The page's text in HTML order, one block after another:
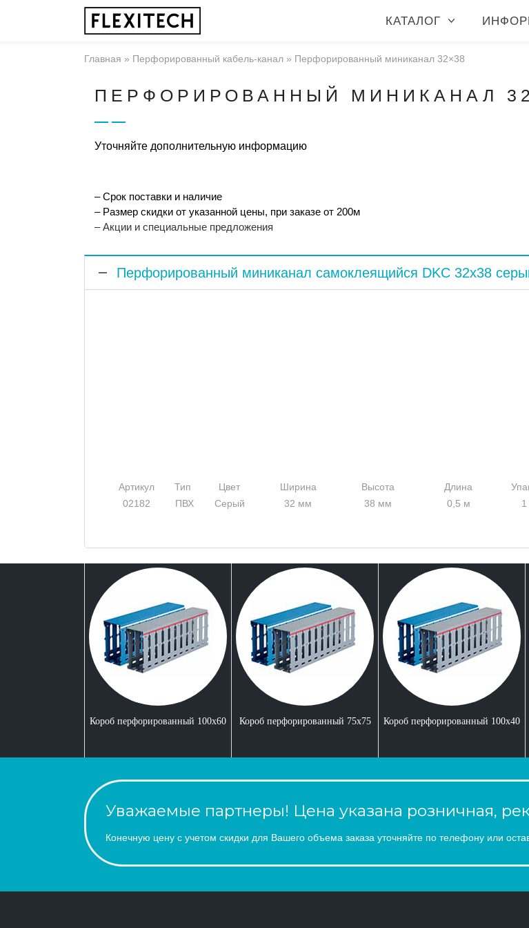
КАТАЛОГ
Главная » Перфорированный кабель-канал » Перфорированный миниканал 32×38
ПЕРФОРИРОВАННЫЙ МИНИКАНАЛ
Уточняйте дополнительную информацию
– Срок поставки и наличие
– Размер скидки от указанной цены, при заказе от 200м
– Акции и специальные предложения
Перфорированный миниканал самоклеящийся DKC 32х38
Артикул Тип Цвет Ширина Высота Длина
02182
ПВХ Серый 32 мм 38 мм 0,5 м
Короб перфорированный 100x60 Короб перфорированный 75x75 Короб перфорированный 100x40
Уважаемые партнеры! Цена указана розничная,
Конечную цену с учетом скидки для Вашего объема заказа уточняйте по телефону или